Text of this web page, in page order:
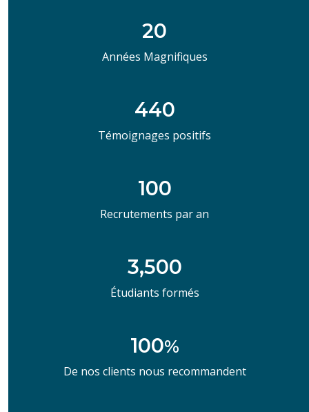
20
Années Magnifiques
440
Témoignages positifs
100
Recrutements par an
3,500
Étudiants formés
100%
De nos clients nous recommandent